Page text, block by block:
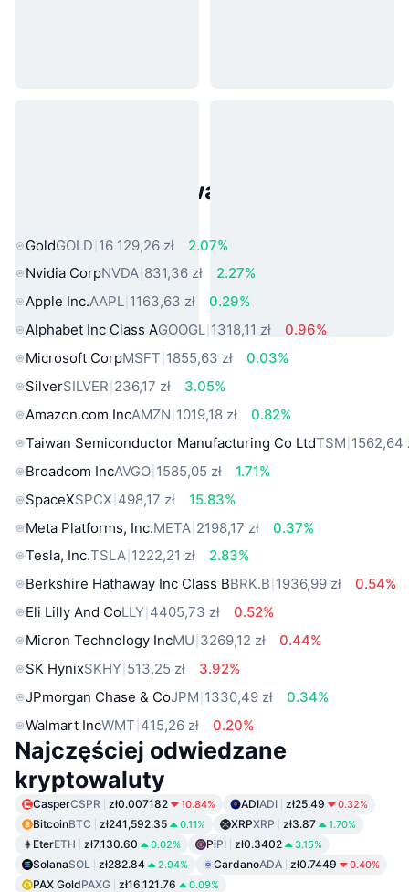
Popularne aktywa ze świata
GoldGOLD 16 129,26 zł
2.07%
Nvidia CorpNVDA 831,36 zł
2.27%
Apple Inc.AAPL 1163,63 zł
0.29%
Alphabet Inc Class AGOOGL 1318,11 zł
0.96%
Microsoft CorpMSFT 1855,63 zł
0.03%
SilverSILVER 236,17 zł
3.05%
Amazon.com IncAMZN 1019,18 zł
0.82%
Taiwan Semiconductor Manufacturing Co LtdTSM 1562,64
Broadcom IncAVGO 1585,05 zł
1.71%
SpaceXSPCX 498,17 zł
15.83%
Meta Platforms, Inc.META 2198,17 zł
0.37%
Tesla, Inc.TSLA 1222,21 zł
2.83%
Berkshire Hathaway Inc Class BBRK.B 1936,99 zł
0.54%
Eli Lilly And CoLLY 4405,73 zł
0.52%
Micron Technology IncMU 3269,12 zł
0.44%
SK HynixSKHY 513,25 zł
3.92%
JPmorgan Chase & CoJPM 1330,49 zł
0.34%
Walmart IncWMT 415,26 zł 0.20%
Najczęściej odwiedzane
kryptowaluty
CasperCSPR zł0.007182 10.84% ADIADI zł25.49 0.32%
BitcoinBTC zł241,592.35 0.11% XRPXRP zł3.87 1.70%
EterETH zł7,130.60 0.02% PiPI zł0.3402 3.15%
SolanaSOL zł282.84 2.94% CardanoADA zł0.7449 0.40%
PAX GoldPAXG zł16,121.76 0.09%